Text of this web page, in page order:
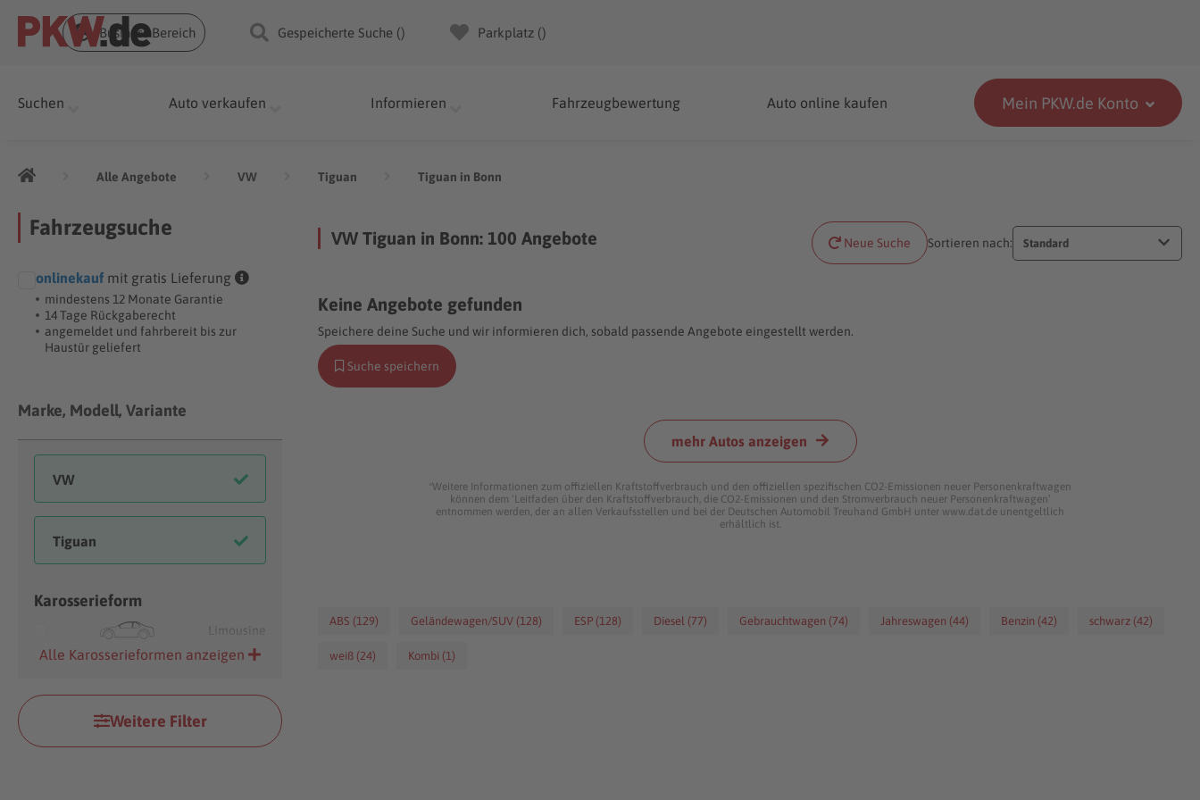
Business Bereich Gespeicherte Suche () Parkplatz ()
Suchen Auto verkaufen Informieren Fahrzeugbewertung Auto online kaufen Mein PKW.de Konto
Alle Angebote VW Tiguan Tiguan in Bonn
Fahrzeugsuche
onlinekauf mit gratis Lieferung
mindestens 12 Monate Garantie
14 Tage Rückgaberecht
angemeldet und fahrbereit bis zur
Haustür geliefert
Marke, Modell, Variante
Karosserieform
Limousine
Alle Karosserieformen anzeigen
Weitere Filter
VW Tiguan in Bonn: 100 Angebote Neue Suche Sortieren nach: Standard
Keine Angebote gefunden
Speichere deine Suche und wir informieren dich, sobald passende Angebote eingestellt werden.
Suche speichern
mehr Autos anzeigen
*Weitere Informationen zum offiziellen Kraftstoffverbrauch und den offiziellen spezifischen CO2-Emissionen neuer Personenkraftwagen
können dem ‘Leitfaden über den Kraftstoffverbrauch, die CO2-Emissionen und den Stromverbrauch neuer Personenkraftwagen’
entnommen werden, der an allen Verkaufsstellen und bei der Deutschen Automobil Treuhand GmbH unter www.dat.de unentgeltlich
erhältlich ist.
ABS (129) Geländewagen/SUV (128) ESP (128) Diesel (77) Gebrauchtwagen (74) Jahreswagen (44) Benzin (42) schwarz (42)
weiß (24) Kombi (1)